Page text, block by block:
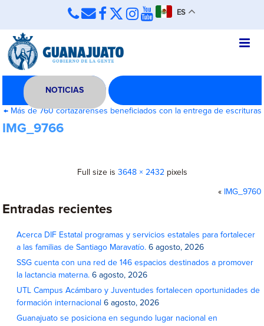
ES
NOTICIAS
←Más de 760 cortazarenses beneficiados con la entrega de escrituras
IMG_9766
Full size is 3648 × 2432pixels
« IMG_9760
Entradas recientes
Acerca DIF Estatal programas y servicios estatales para fortalecer
a las familias de Santiago Maravatío. 6 agosto, 2026
SSG cuenta con una red de 146 espacios destinados a promover
la lactancia materna. 6 agosto, 2026
UTL Campus Acámbaro y Juventudes fortalecen oportunidades de
formación internacional 6 agosto, 2026
Guanajuato se posiciona en segundo lugar nacional en